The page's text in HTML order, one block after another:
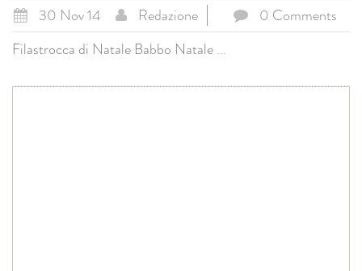
30 Nov 14 Redazione
0 Comments
Filastrocca di Natale Babbo Natale...